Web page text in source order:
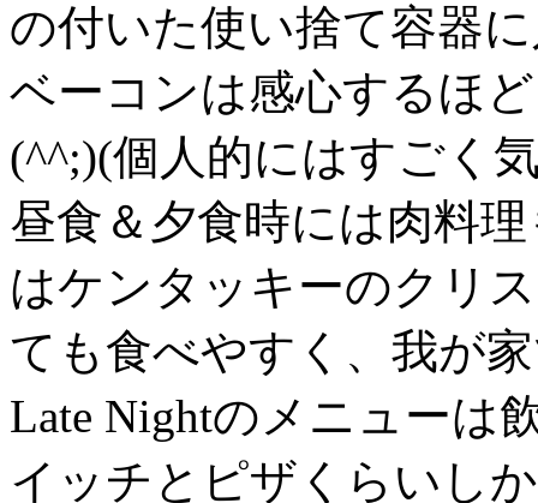
の付いた使い捨て容器
ベーコンは感心するほ
(^^;)(個人的にはすごく
昼食＆夕食時には肉料
はケンタッキーのクリ
ても食べやすく、我が
Late Nightのメニューは
イッチとピザくらいし